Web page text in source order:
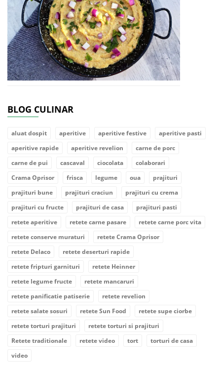
BLOG CULINAR
aluat dospit aperitive aperitive festive
aperitive pasti
aperitive rapide
aperitive revelion
carne de porc
carne de pui
cascaval ciocolata
colaborari
Crama Oprisor
frisca legume oua
prajituri
prajituri bune
prajituri craciun
prajituri cu crema
prajituri cu fructe
prajituri de casa
prajituri pasti
retete aperitive
retete carne pasare
retete carne porc vita
retete conserve muraturi
retete Crama Oprisor
retete Delaco
retete deserturi rapide
retete fripturi garnituri
retete Heinner
retete legume fructe
retete mancaruri
retete panificatie patiserie
retete revelion
retete salate sosuri
retete Sun Food
retete supe ciorbe
retete torturi prajituri
retete torturi si prajituri
Retete traditionale
retete video tort
torturi de casa
video